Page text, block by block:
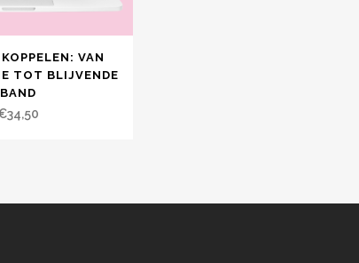
VAN
TOT BLIJVENDE
BAND
34,50